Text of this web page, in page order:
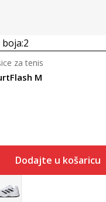
2
M
za tenis
Dodajte u košaricu